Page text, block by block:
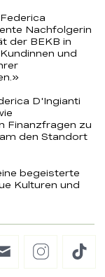
Nachfolgerin
der BEKB in
und
D'Ingianti
Finanzfragen zu
den Standort
begeisterte
Kulturen und
E-
Instagram